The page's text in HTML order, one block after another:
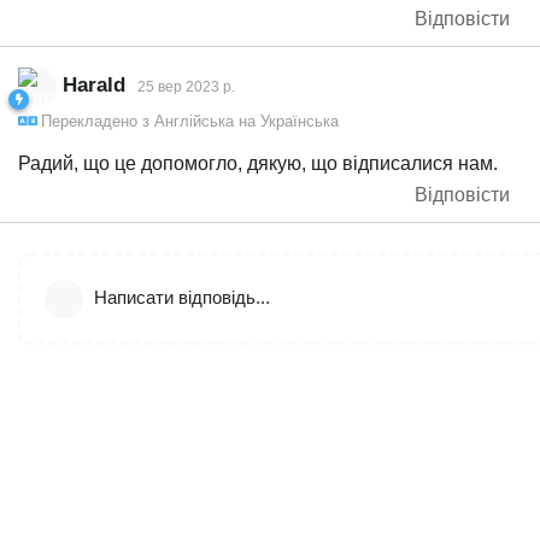
Відповісти
Harald 25 вер 2023 р.
Перекладено з Англійська на Українська
Радий, що це допомогло, дякую, що відписалися нам.
Відповісти
Написати відповідь...